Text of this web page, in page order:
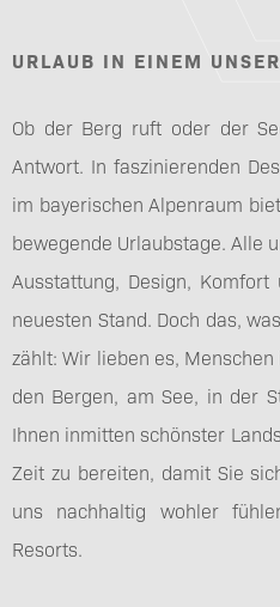
URLAUB IN EINEM
Ob der Berg ruft oder der
Antwort. In faszinierenden
im bayerischen Alpenraum
bewegende Urlaubstage. Alle
Ausstattung, Design,
neuesten Stand. Doch das,
zählt: Wir lieben es,
den Bergen, am See, in der
Ihnen inmitten schönster
Zeit zu bereiten, damit Sie
uns nachhaltig wohler
Resorts.